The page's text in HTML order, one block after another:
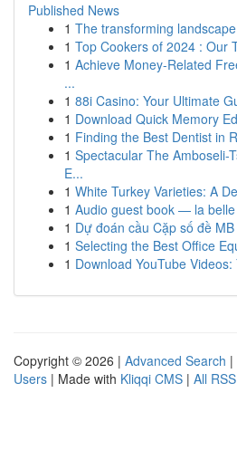
Published News
1 The transforming
1 Top Cookers of 2024 : Our
1 Achieve Money-Related
...
1 88i Casino: Your Ultimate
1 Download Quick Memory
1 Finding the Best Dentist in
1 Spectacular The Amboseli-
E...
1 White Turkey Varieties: A
1 Audio guest book — la
1 Dự đoán cầu Cặp số đề
1 Selecting the Best Office
1 Download YouTube
Copyright © 2026 | Advanced Search |
Users | Made with Kliqqi CMS | All